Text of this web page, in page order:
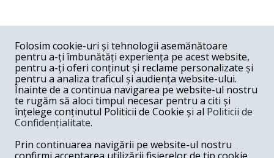
COMENTARII
Nume
Email
Folosim cookie-uri și tehnologii asemănătoare
pentru a-ți îmbunătăți experiența pe acest website,
pentru a-ți oferi conținut și reclame personalizate și
pentru a analiza traficul și audiența website-ului.
Înainte de a continua navigarea pe website-ul nostru
te rugăm să aloci timpul necesar pentru a citi și
înțelege conținutul Politicii de Cookie și al Politicii de
Confidențialitate.
Prin continuarea navigării pe website-ul nostru